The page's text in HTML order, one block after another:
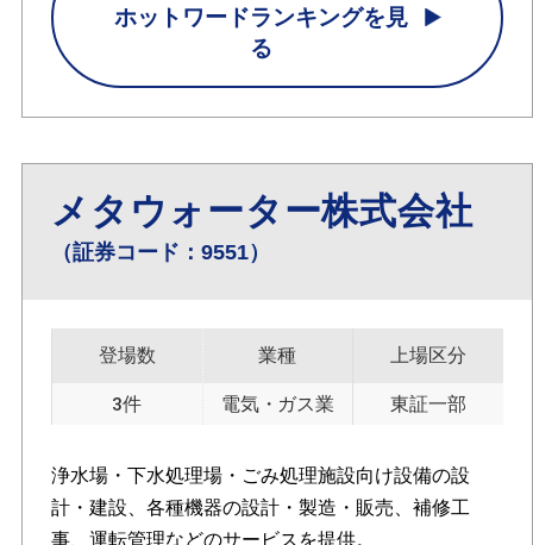
ホットワードランキングを見
る
メタウォーター株式会社
（証券コード：9551）
登場数
3件
業種
電気・ガス業
上場区分
東証一部
浄水場・下水処理場・ごみ処理施設向け設備の設
計・建設、各種機器の設計・製造・販売、補修工
事、運転管理などのサービスを提供。